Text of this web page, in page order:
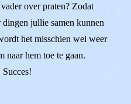
over praten? Zodat
jullie samen kunnen
het misschien wel weer
naar hem toe te gaan.